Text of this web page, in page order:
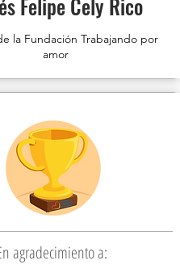
Felipe Cely Rico
la Fundación Trabajando por
amor
agradecimiento a: